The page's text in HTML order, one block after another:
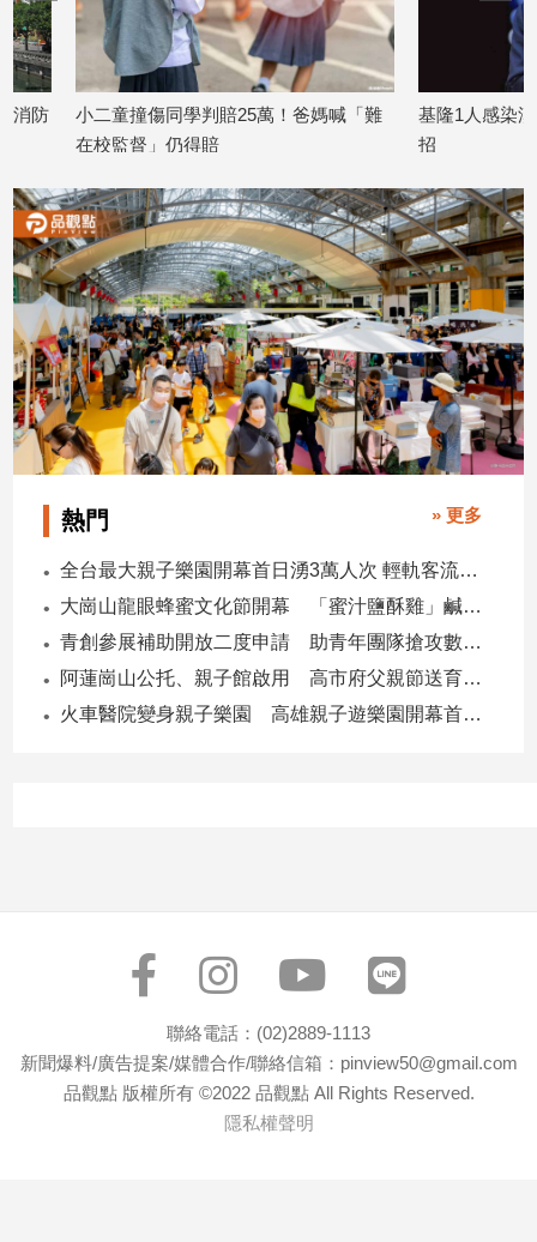
理
消
費
健
子/
感
情
藝
術
／
文
創
／
電
影
推
薦
科
戲
運
動
寵
作
小二童撞傷同學判賠25萬！爸媽喊「難
在校監督」仍得賠
基隆1人感染漢他病毒
熱門 » 更多
全台最大親子樂園開幕首日湧3萬人次 輕軌客流增20倍
大崗山龍眼蜂蜜文化節開幕 「蜜汁鹽酥雞」鹹甜跨界搶話題
青創參展補助開放二度申請 助青年團隊搶攻數位轉型商機
阿蓮崗山公托、親子館啟用 高市府父親節送育兒暖禮
火車醫院變身親子樂園 高雄親子遊樂園開幕首日爆棚
聯絡電話：(02)2889-1113
新聞爆料/廣告提案/媒體合作/聯絡信箱：pinview50@gmail.com
品觀點 版權所有 ©2022 品觀點 All Rights Reserved.
隱私權聲明